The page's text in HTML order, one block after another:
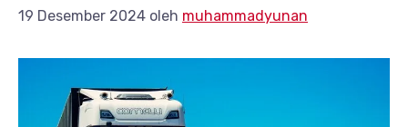
19 Desember 2024 oleh muhammadyunan